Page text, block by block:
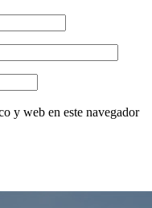
y web en este navegador